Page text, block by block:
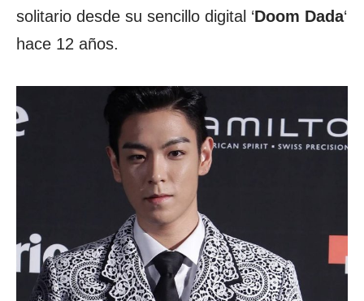
solitario desde su sencillo digital ‘Doom Dada‘
hace 12 años.